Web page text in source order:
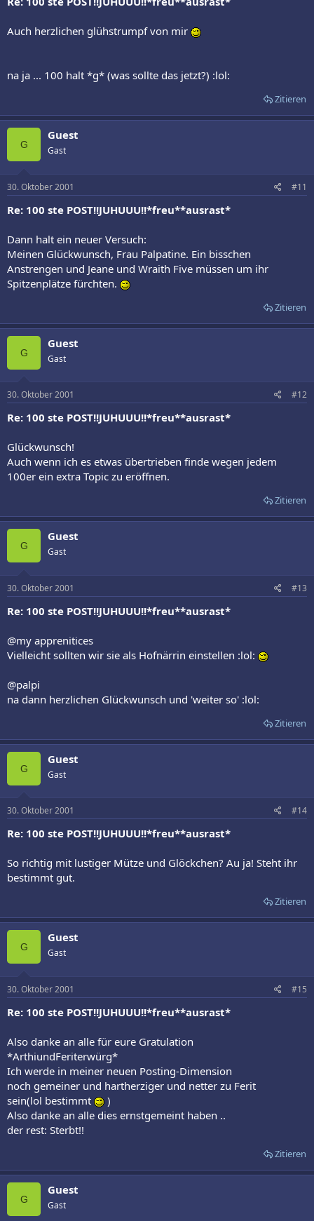
Auch herzlichen glühstrumpf von mir
na ja ... 100 halt *g* (was sollte das jetzt?) :lol:
Zitieren
G
Guest
Gast
30. Oktober 2001 #11
Re: 100 ste POST!!JUHUUU!!*freu**ausrast*
Dann halt ein neuer Versuch:
Meinen Glückwunsch, Frau Palpatine. Ein bisschen
Anstrengen und Jeane und Wraith Five müssen um ihr
Spitzenplätze fürchten.
Zitieren
G
Guest
Gast
30. Oktober 2001 #12
Re: 100 ste POST!!JUHUUU!!*freu**ausrast*
Glückwunsch!
Auch wenn ich es etwas übertrieben finde wegen jedem
100er ein extra Topic zu eröffnen.
Zitieren
G
Guest
Gast
30. Oktober 2001 #13
Re: 100 ste POST!!JUHUUU!!*freu**ausrast*
@my apprenitices
Vielleicht sollten wir sie als Hofnärrin einstellen :lol:
@palpi
na dann herzlichen Glückwunsch und 'weiter so' :lol:
Zitieren
G
Guest
Gast
30. Oktober 2001 #14
Re: 100 ste POST!!JUHUUU!!*freu**ausrast*
So richtig mit lustiger Mütze und Glöckchen? Au ja! Steht ihr
bestimmt gut.
Zitieren
G
Guest
Gast
30. Oktober 2001 #15
Re: 100 ste POST!!JUHUUU!!*freu**ausrast*
Also danke an alle für eure Gratulation
*ArthiundFeriterwürg*
Ich werde in meiner neuen Posting-Dimension
noch gemeiner und hartherziger und netter zu Ferit
sein(lol bestimmt
)
Also danke an alle dies ernstgemeint haben ..
der rest: Sterbt!!
Zitieren
G
Guest
Gast